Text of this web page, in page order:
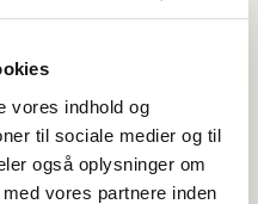
vores indhold og
til sociale medier og til
også oplysninger om
vores partnere inden
med på farten eller